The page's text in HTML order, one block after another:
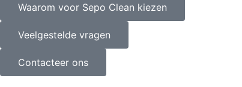
Waarom voor Sepo Clean kiezen
Veelgestelde vragen
Contacteer ons